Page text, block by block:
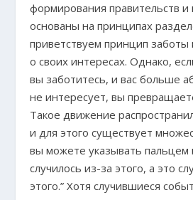
формирования правительств и
основаны на принципах
приветствуем принцип
о своих интересах. Однако,
вы заботитесь, и вас больше
не интересует, вы
Такое движение
и для этого существует
вы можете указывать пальцем
случилось из-за этого, а это
этого.” Хотя случившиеся